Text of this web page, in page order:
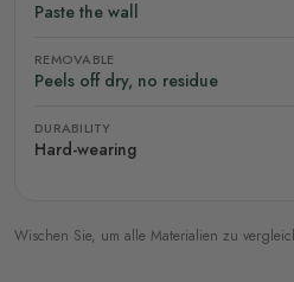
Paste the wall
REMOVABLE
Peels off dry, no residue
DURABILITY
Hard-wearing
Wischen Sie, um alle Materialien zu